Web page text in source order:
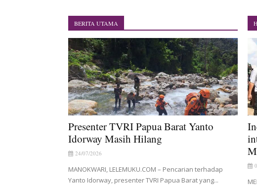
Indonesia Turns Remote Papua
Mentan Tinjau Program Cetak Sawah
Mantan Sekda Jayawijaya Jadi
Papuan Artisans Take Center Stage at
Presenter TVRI Papua Barat Yanto
BERITA UTAMA
Presenter TVRI Papua Barat Yanto
Idorway Masih Hilang
24/07/2026
MANOKWARI, LELEMUKU.COM – Pencarian terhadap
Yanto Idorway, presenter TVRI Papua Barat yang...